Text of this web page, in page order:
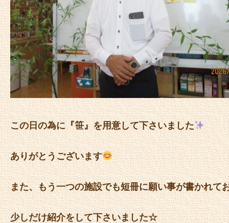
この日の為に『笹』を用意して下さいました
ありがとうございます
また、もう一つの施設でも短冊に願い事が書かれて
少しだけ紹介をして下さいました☆